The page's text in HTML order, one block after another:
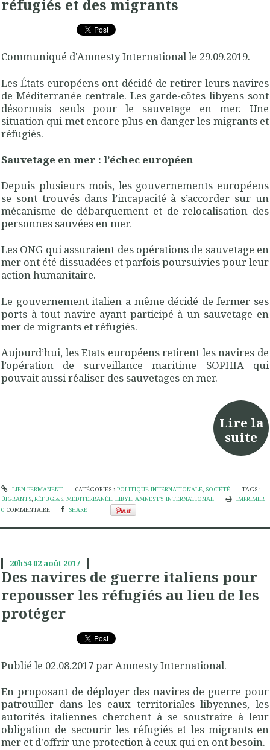
réfugiés et des migrants
Communiqué d'Amnesty International le 29.09.2019.
Les États européens ont décidé de retirer leurs navires
de Méditerranée centrale. Les garde-côtes libyens sont
désormais seuls pour le sauvetage en mer. Une
situation qui met encore plus en danger les migrants et
réfugiés.
Sauvetage en mer : l’échec européen
Depuis plusieurs mois, les gouvernements européens
se sont trouvés dans l’incapacité à s’accorder sur un
mécanisme de débarquement et de relocalisation des
personnes sauvées en mer.
Les ONG qui assuraient des opérations de sauvetage en
mer ont été dissuadées et parfois poursuivies pour leur
action humanitaire.
Le gouvernement italien a même décidé de fermer ses
ports à tout navire ayant participé à un sauvetage en
mer de migrants et réfugiés.
Aujourd’hui, les Etats européens retirent les navires de
l’opération de surveillance maritime SOPHIA qui
pouvait aussi réaliser des sauvetages en mer.
Lire la
suite
LIEN PERMANENT CATÉGORIES : POLITIQUE INTERNATIONALE, SOCIÉTÉ
TAGS :
ÙIGRANTS, RÉFUGI&S, MEDITERRANÉE, LIBYE, AMNESTY INTERNATIONAL
IMPRIMER
0 COMMENTAIRE SHARE
20h54 02 août 2017
Des navires de guerre italiens pour
repousser les réfugiés au lieu de les
protéger
Publié le 02.08.2017 par Amnesty International.
En proposant de déployer des navires de guerre pour
patrouiller dans les eaux territoriales libyennes, les
autorités italiennes cherchent à se soustraire à leur
obligation de secourir les réfugiés et les migrants en
mer et d'offrir une protection à ceux qui en ont besoin.